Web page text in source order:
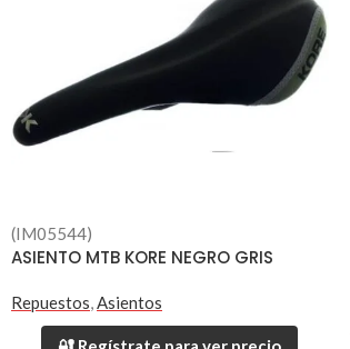
(IM05544)
ASIENTO MTB KORE NEGRO GRIS
Repuestos,Asientos